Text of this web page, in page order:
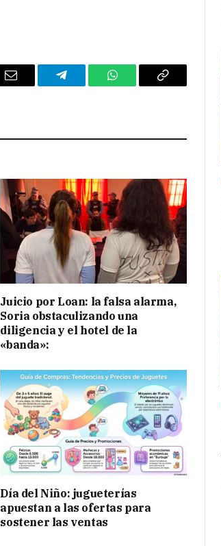
Email Telegram WhatsAppCopy
Juicio por Loan: la falsa alarma,
Soria obstaculizando una
diligencia y el hotel de la
«banda»:
Día del Niño: jugueterías
apuestan a las ofertas para
sostener las ventas